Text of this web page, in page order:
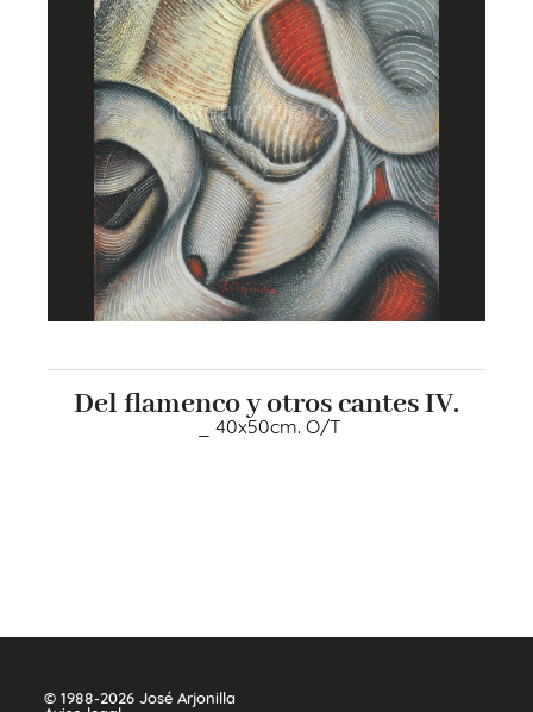
Del flamenco y otros cantes IV.
_ 40x50cm. O/T
© 1988-2026 José Arjonilla